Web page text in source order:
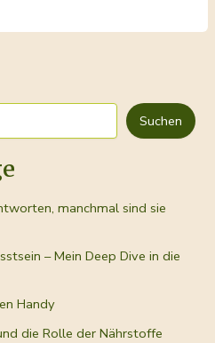
Suchen
manchmal sind sie
– Mein Deep Dive in die
Handy
die Rolle der Nährstoffe